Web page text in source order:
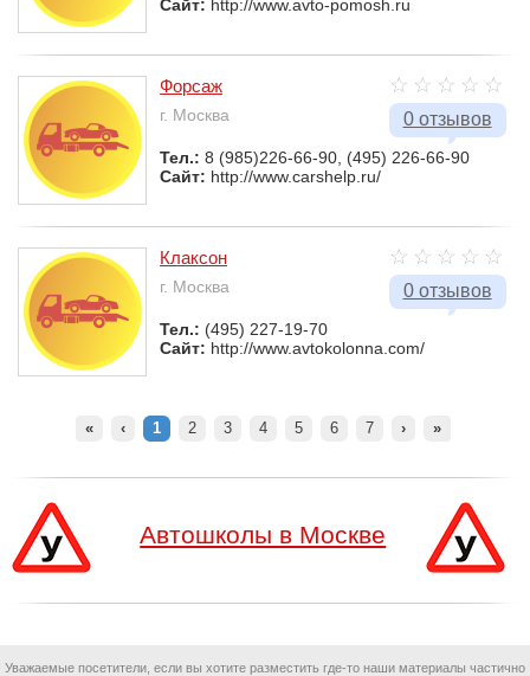
Сайт: http://www.avto-pomosh.ru
0 отзывов
Форсаж
г. Москва
Тел.: 8 (985)226-66-90, (495) 226-66-90
Сайт: http://www.carshelp.ru/
0 отзывов
Клаксон
г. Москва
Тел.: (495) 227-19-70
Сайт: http://www.avtokolonna.com/
« ‹ 1 2 3 4 5 6 7 › »
Автошколы в Москве
Уважаемые посетители, если вы хотите разместить где-то наши материалы частично